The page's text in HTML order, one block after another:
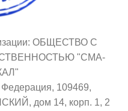
ОБЩЕСТВО С
"СМА-
109469,
дом 14, корп. 1, 2